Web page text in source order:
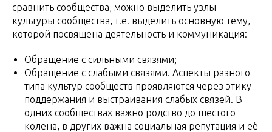
сравнить сообщества, можно выделить узлы
культуры сообщества, т.е. выделить основную тему,
которой посвящена деятельность и коммуникация:
Обращение с сильными связями;
Обращение с слабыми связями. Аспекты разного
типа культур сообществ проявляются через этику
поддержания и выстраивания слабых связей. В
одних сообществах важно родство до шестого
колена, в других важна социальная репутация и её